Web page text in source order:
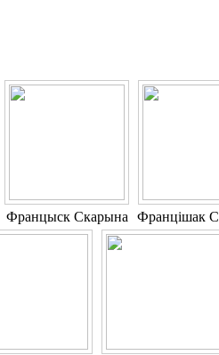
Францыск Скарына Францішак